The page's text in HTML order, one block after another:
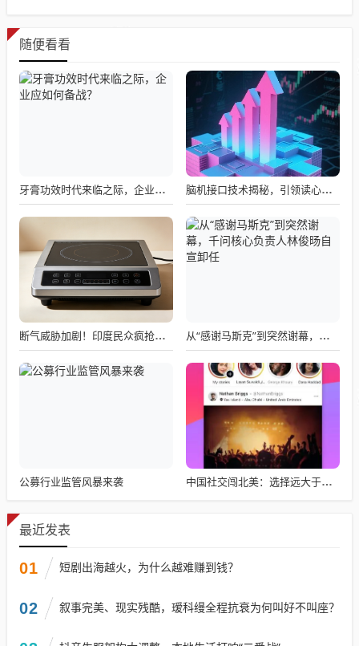
随便看看
牙膏功效时代来临之际，企业应如何备战？ 脑机接口技术揭秘，引领读心术革命的领跑者大盘点
断气威胁加剧！印度民众疯抢电磁炉 制造商将从中国空运部件 从“感谢马斯克”到突然谢幕，千问核心负责人林俊旸自宣卸任
公募行业监管风暴来袭 中国社交闯北美：选择远大于努力
最近发表
01 短剧出海越火，为什么越难赚到钱？
02 叙事完美、现实残酷，瑷科缦全程抗衰为何叫好不叫座？